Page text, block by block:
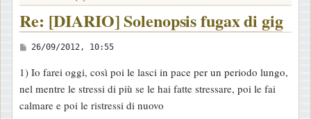
Re: [DIARIO] Solenopsis fugax di gig
M
s
s
a
26/09/2012, 10:55
1) Io farei oggi, così poi le lasci in pace per un periodo lungo,
nel mentre le stressi di più se le hai fatte stressare, poi le fai
calmare e poi le ristressi di nuovo